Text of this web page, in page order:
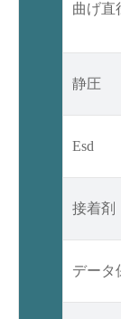
曲げ直
静圧
Esd
接着剤
データ